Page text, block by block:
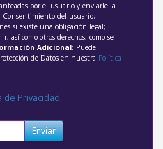
por el usuario y enviarle la
: Consentimiento del usuario;
si existe una obligación legal;
así como otros derechos, como se
Adicional: Puede
de Datos en nuestra Política
de Privacidad.
Enviar